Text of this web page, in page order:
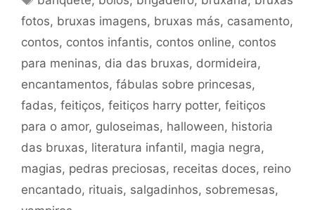
fotos, bruxas imagens, bruxas más, casamento,
contos, contos infantis, contos online, contos
para meninas, dia das bruxas, dormideira,
encantamentos, fábulas sobre princesas,
fadas, feitiços, feitiços harry potter, feitiços
para o amor, guloseimas, halloween, historia
das bruxas, literatura infantil, magia negra,
magias, pedras preciosas, receitas doces, reino
encantado, rituais, salgadinhos, sobremesas,